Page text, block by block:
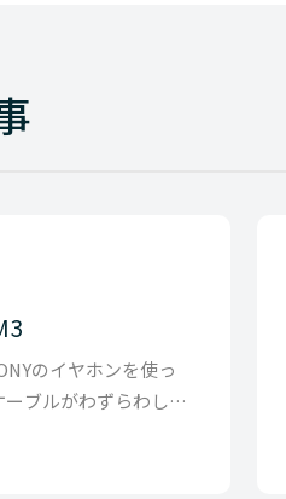
のイヤホンを使っ
ブルがわずらわしい
なぐ先っちょのパー